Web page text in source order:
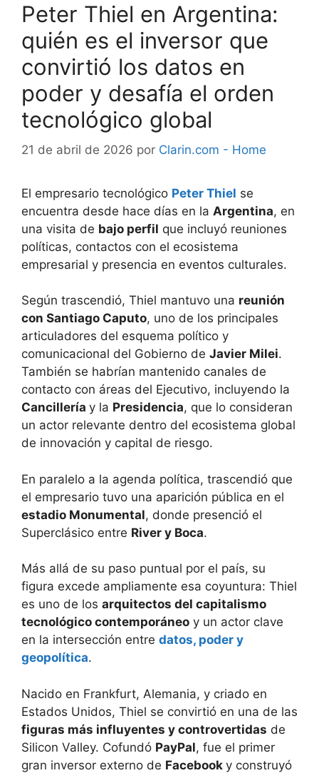
Peter Thiel en Argentina:
quién es el inversor que
convirtió los datos en
poder y desafía el orden
tecnológico global
21 de abril de 2026 por Clarin.com - Home
El empresario tecnológico Peter Thiel se
encuentra desde hace días en la Argentina, en
una visita de bajo perfil que incluyó reuniones
políticas, contactos con el ecosistema
empresarial y presencia en eventos culturales.
Según trascendió, Thiel mantuvo una reunión
con Santiago Caputo, uno de los principales
articuladores del esquema político y
comunicacional del Gobierno de Javier Milei.
También se habrían mantenido canales de
contacto con áreas del Ejecutivo, incluyendo la
Cancillería y la Presidencia, que lo consideran
un actor relevante dentro del ecosistema global
de innovación y capital de riesgo.
En paralelo a la agenda política, trascendió que
el empresario tuvo una aparición pública en el
estadio Monumental, donde presenció el
Superclásico entre River y Boca.
Más allá de su paso puntual por el país, su
figura excede ampliamente esa coyuntura: Thiel
es uno de los arquitectos del capitalismo
tecnológico contemporáneo y un actor clave
en la intersección entre datos, poder y
geopolítica.
Nacido en Frankfurt, Alemania, y criado en
Estados Unidos, Thiel se convirtió en una de las
figuras más influyentes y controvertidas de
Silicon Valley. Cofundó PayPal, fue el primer
gran inversor externo de Facebook y construyó